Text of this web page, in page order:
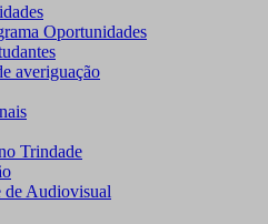
Oportunidades
averiguação
Trindade
Audiovisual